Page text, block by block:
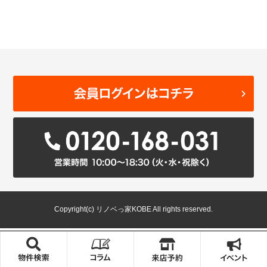
Copyright(c) リノベっ家KOBE All rights reserved.